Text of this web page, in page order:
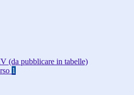
(da pubblicare in tabelle)
1